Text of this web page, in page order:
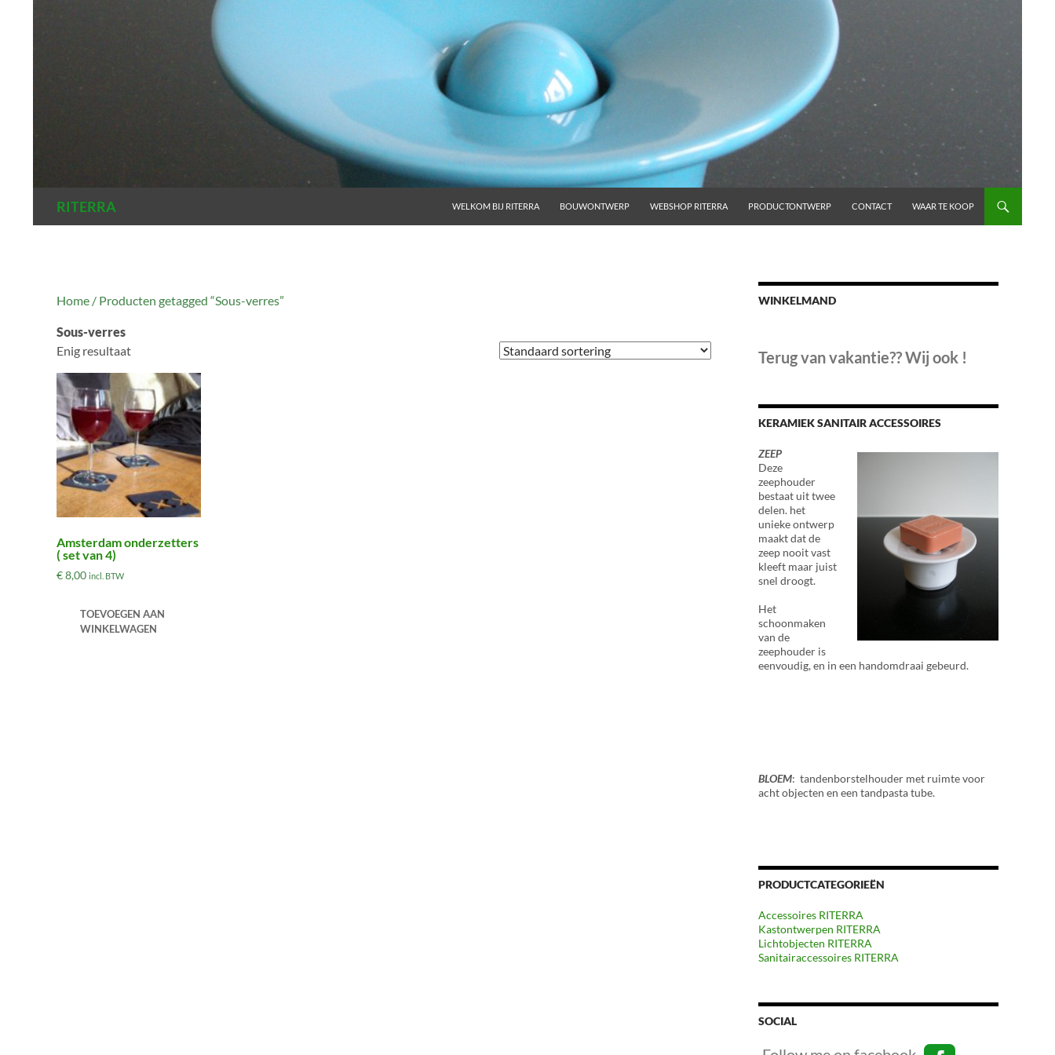
RITERRA
WELKOM BIJ RITERRA
BOUWONTWERP WEBSHOP RITERRA PRODUCTONTWERP CONTACT WAAR TE KOOP
Home / Producten getagged “Sous-verres”
Sous-verres
Enig resultaat
Amsterdam onderzetters
( set van 4)
€8,00 incl. BTW
TOEVOEGEN AAN
WINKELWAGEN
WINKELMAND
Terug van vakantie?? Wij ook !
KERAMIEK SANITAIR ACCESSOIRES
ZEEP
Deze
zeephouder
bestaat uit twee
delen. het
unieke ontwerp
maakt dat de
zeep nooit vast
kleeft maar juist
snel droogt.
Het
schoonmaken
van de
zeephouder is
eenvoudig, en in een handomdraai gebeurd.
BLOEM: tandenborstelhouder met ruimte voor
acht objecten en een tandpasta tube.
PRODUCTCATEGORIEËN
Accessoires RITERRA
Kastontwerpen RITERRA
Lichtobjecten RITERRA
Sanitairaccessoires RITERRA
SOCIAL